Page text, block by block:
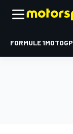
FORMULE 1MOTOGP